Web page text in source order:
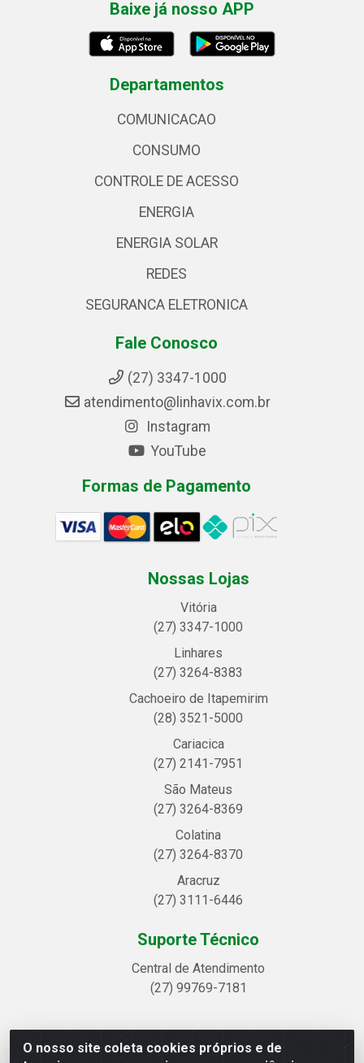
O nosso site coleta cookies próprios e de
Baixe já nosso APP
Departamentos
COMUNICACAO
CONSUMO
CONTROLE DE ACESSO
ENERGIA
ENERGIA SOLAR
REDES
SEGURANCA ELETRONICA
Fale Conosco
(27) 3347-1000
atendimento@linhavix.com.br
Instagram
YouTube
Formas de Pagamento
Nossas Lojas
Vitória
(27) 3347-1000
Linhares
(27) 3264-8383
Cachoeiro de Itapemirim
(28) 3521-5000
Cariacica
(27) 2141-7951
São Mateus
(27) 3264-8369
Colatina
(27) 3264-8370
Aracruz
(27) 3111-6446
Suporte Técnico
Central de Atendimento
(27) 99769-7181
Linhavix Distribuidora LTDA - Avenida Alegre, 2521 -